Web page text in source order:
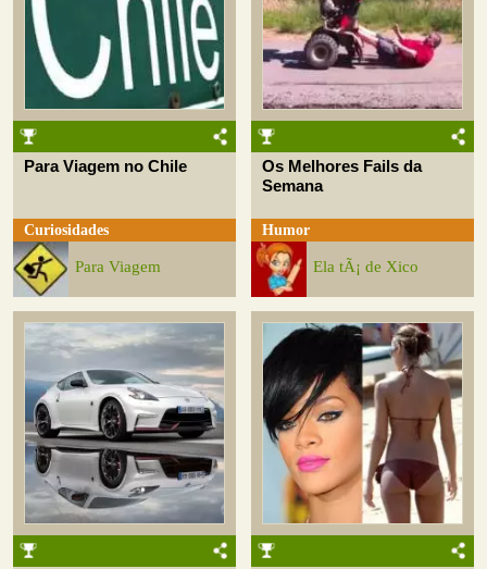
Para Viagem no Chile
Curiosidades
Para Viagem
Os Melhores Fails da
Semana
Humor
Ela tÃ¡ de Xico